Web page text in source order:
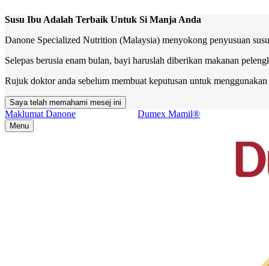
Susu Ibu Adalah Terbaik Untuk Si Manja Anda
Danone Specialized Nutrition (Malaysia) menyokong penyusuan
Selepas berusia enam bulan, bayi haruslah diberikan makanan
Rujuk doktor anda sebelum membuat keputusan untuk
Saya telah memahami mesej ini
Maklumat Danone Dumex Mamil®
Menu